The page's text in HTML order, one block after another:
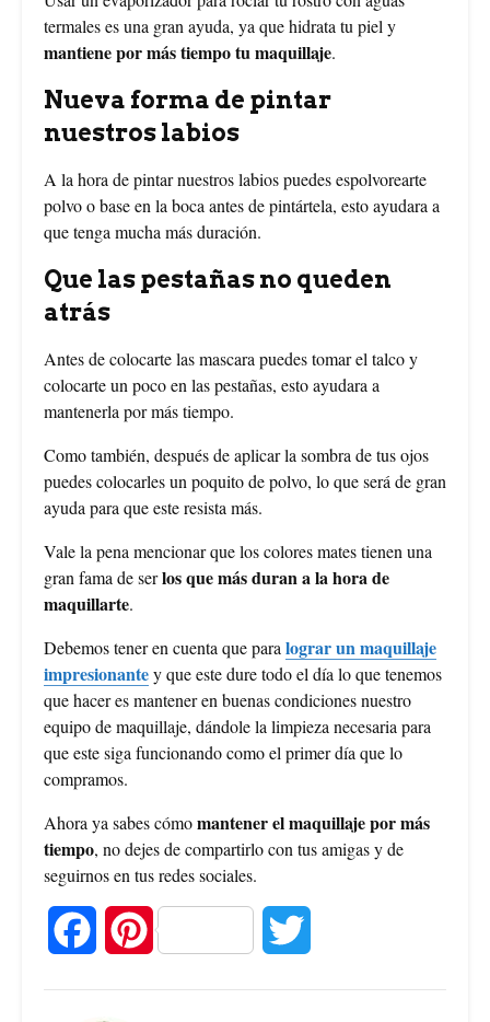
termales es una gran ayuda, ya que hidrata tu piel y
mantiene por más tiempo tu maquillaje.
Nueva forma de pintar
nuestros labios
A la hora de pintar nuestros labios puedes espolvorearte
polvo o base en la boca antes de pintártela, esto ayudara a
que tenga mucha más duración.
Que las pestañas no queden
atrás
Antes de colocarte las mascara puedes tomar el talco y
colocarte un poco en las pestañas, esto ayudara a
mantenerla por más tiempo.
Como también, después de aplicar la sombra de tus ojos
puedes colocarles un poquito de polvo, lo que será de gran
ayuda para que este resista más.
Vale la pena mencionar que los colores mates tienen una
gran fama de serlos que más duran a la hora de
maquillarte.
Debemos tener en cuenta que paralograr un maquillaje
impresionantey que este dure todo el día lo que tenemos
que hacer es mantener en buenas condiciones nuestro
equipo de maquillaje, dándole la limpieza necesaria para
que este siga funcionando como el primer día que lo
compramos.
Ahora ya sabes cómomantener el maquillaje por más
tiempo, no dejes de compartirlo con tus amigas y de
seguirnos en tus redes sociales.
P